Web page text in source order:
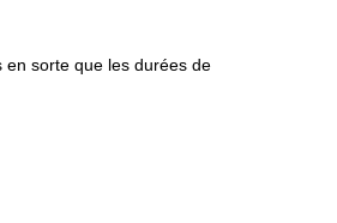
en sorte que les durées de